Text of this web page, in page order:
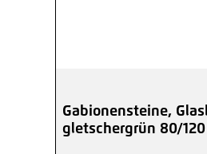
Gabionensteine,
gletschergrün 80/120